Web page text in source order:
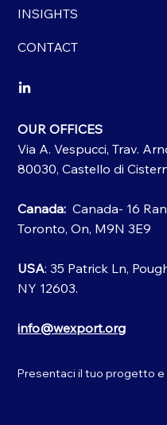
INSIGHTS
CONTACT
OUR OFFICES
Via A. Vespucci, Trav.
80030, Castello di
Canada: Canada- 16
Toronto, On, M9N 3E9
USA: 35 Patrick Ln,
NY 12603.
info@wexport.org
Presentaci il tuo progetto e